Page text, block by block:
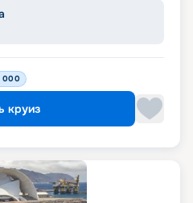
000
круиз